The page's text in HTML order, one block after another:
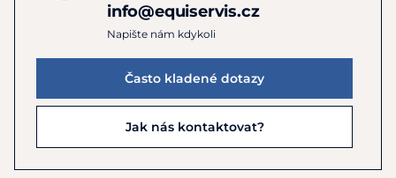
info@equiservis.cz
Napište nám kdykoli
Často kladené dotazy
Jak nás kontaktovat?